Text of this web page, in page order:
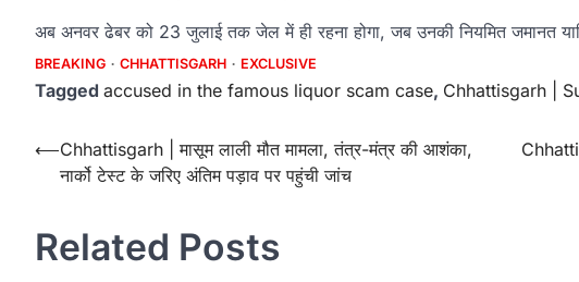
अब अनवर ढेबर को 23 जुलाई तक जेल में ही रहना होगा, जब उनकी नियमित जमानत
BREAKING CHHATTISGARH EXCLUSIVE
Tagged accused in the famous liquor scam case, Chhattisgarh |
Post
navigation
⟵Chhattisgarh | मासूम लाली मौत मामला, तंत्र-मंत्र की आशंका,
नार्को टेस्ट के जरिए अंतिम पड़ाव पर पहुंची जांच
Related Posts